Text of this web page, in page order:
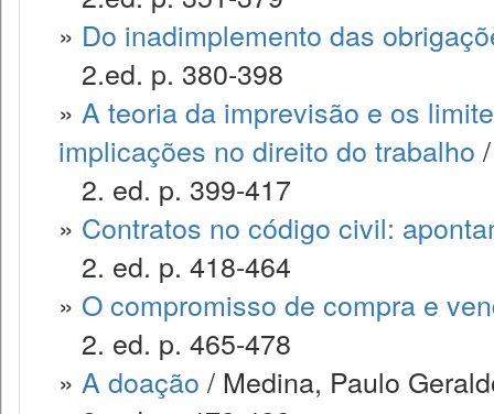
» Do inadimplemento das
2.ed. p. 380-398
» A teoria da imprevisão e os
implicações no direito do trabalho
2. ed. p. 399-417
» Contratos no código civil:
2. ed. p. 418-464
» O compromisso de compra e
2. ed. p. 465-478
» A doação / Medina, Paulo